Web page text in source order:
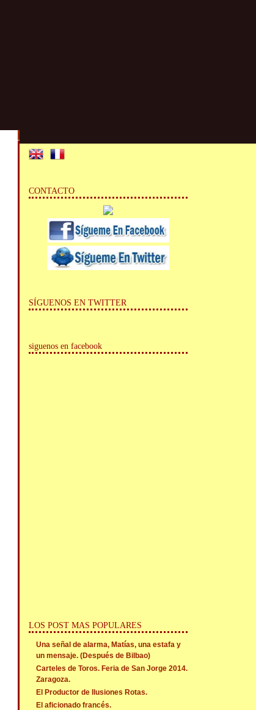
CONTACTO
SÍGUENOS EN TWITTER
siguenos en facebook
LOS POST MAS POPULARES
Una señal de alarma, Matías, una estafa y
un mensaje. (Después de Bilbao)
Carteles de Toros. Feria de San Jorge 2014.
Zaragoza.
El Productor de Ilusiones Rotas.
El aficionado francés.